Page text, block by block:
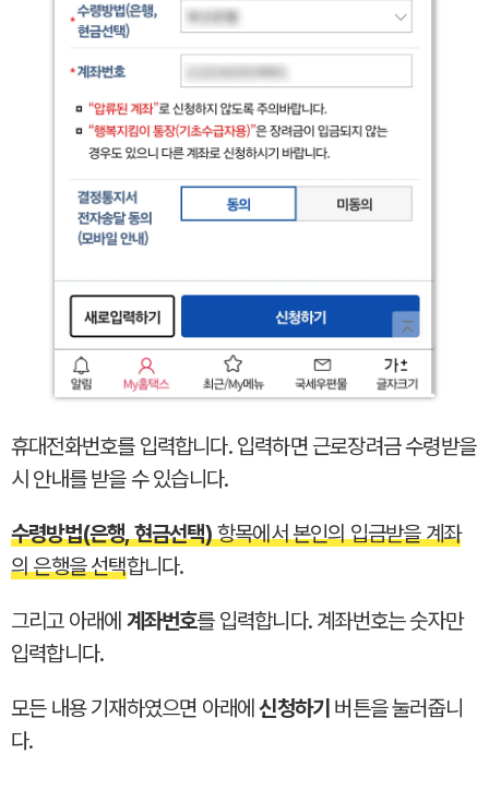
휴대전화번호를 입력합니다. 입력하면 근로장려금 수령받을
시 안내를 받을 수 있습니다.
수령방법(은행, 현금선택)항목에서 본인의 입금받을 계좌
의 은행을 선택합니다.
그리고 아래에 계좌번호를 입력합니다. 계좌번호는 숫자만
입력합니다.
모든 내용 기재하였으면 아래에신청하기 버튼을 눌러줍니
다.